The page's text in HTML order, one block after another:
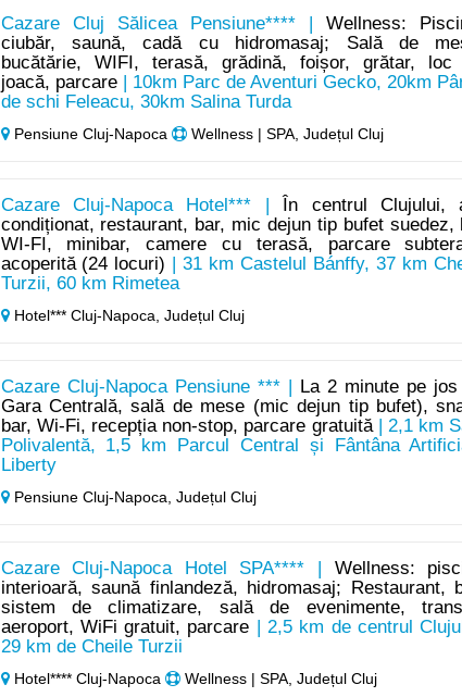
Cazare Cluj Sălicea Pensiune**** |Wellness:
ciubăr, saună, cadă cu hidromasaj; Sală de
bucătărie, WIFI, terasă, grădină, foișor, grătar, loc
joacă, parcare| 10km Parc de Aventuri Gecko, 20km
de schi Feleacu, 30km Salina Turda
Pensiune Cluj-Napoca Wellness | SPA, Județul Cluj
Cazare Cluj-Napoca Hotel*** |
În centrul Clujului,
condiționat, restaurant, bar, mic dejun tip bufet suedez,
WI-FI, minibar, camere cu terasă, parcare
acoperită (24 locuri) | 31 km Castelul Bánffy, 37 km
Turzii, 60 km Rimetea
Hotel*** Cluj-Napoca, Județul Cluj
Cazare Cluj-Napoca Pensiune *** |
La 2 minute pe
Gara Centrală, sală de mese (mic dejun tip bufet),
bar, Wi-Fi, recepția non-stop, parcare gratuită| 2,1 km
Polivalentă, 1,5 km Parcul Central și Fântâna
Liberty
Pensiune Cluj-Napoca, Județul Cluj
Cazare Cluj-Napoca Hotel SPA**** | Wellness:
interioară, saună finlandeză, hidromasaj; Restaurant,
sistem de climatizare, sală de evenimente,
aeroport, WiFi gratuit, parcare | 2,5 km de centrul
29 km de Cheile Turzii
Hotel**** Cluj-Napoca Wellness | SPA, Județul Cluj